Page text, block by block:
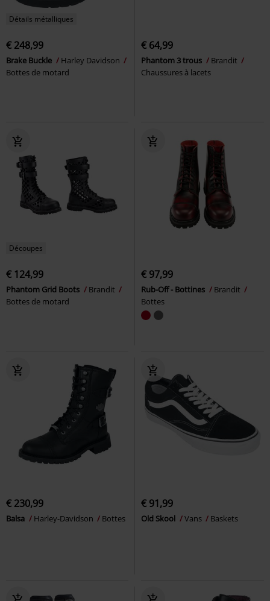
Détails métalliques
€ 248,99
Brake Buckle
Harley Davidson
Bottes de motard
€ 64,99
Phantom 3 trous
Brandit
Chaussures à lacets
Découpes
€ 124,99
Phantom Grid Boots
Brandit
Bottes de motard
€ 97,99
Rub-Off - Bottines
Brandit
Bottes
€ 230,99
Balsa Harley-Davidson Bottes
€ 91,99
Old Skool Vans Baskets